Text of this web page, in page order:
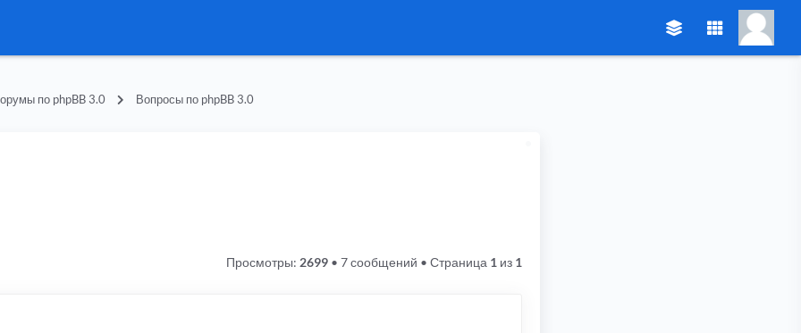
по phpBB 3.0 Вопросы по phpBB 3.0
7 сообщений • Страница 1 из 1
Просмотры: 2699 •